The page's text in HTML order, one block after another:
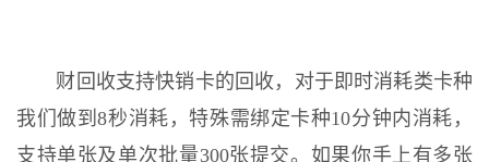
财回收支持快销卡的回收，对于即时消耗类卡种
我们做到8秒消耗，特殊需绑定卡种10分钟内消耗，
支持单张及单次批量300张提交。如果你手上有多张